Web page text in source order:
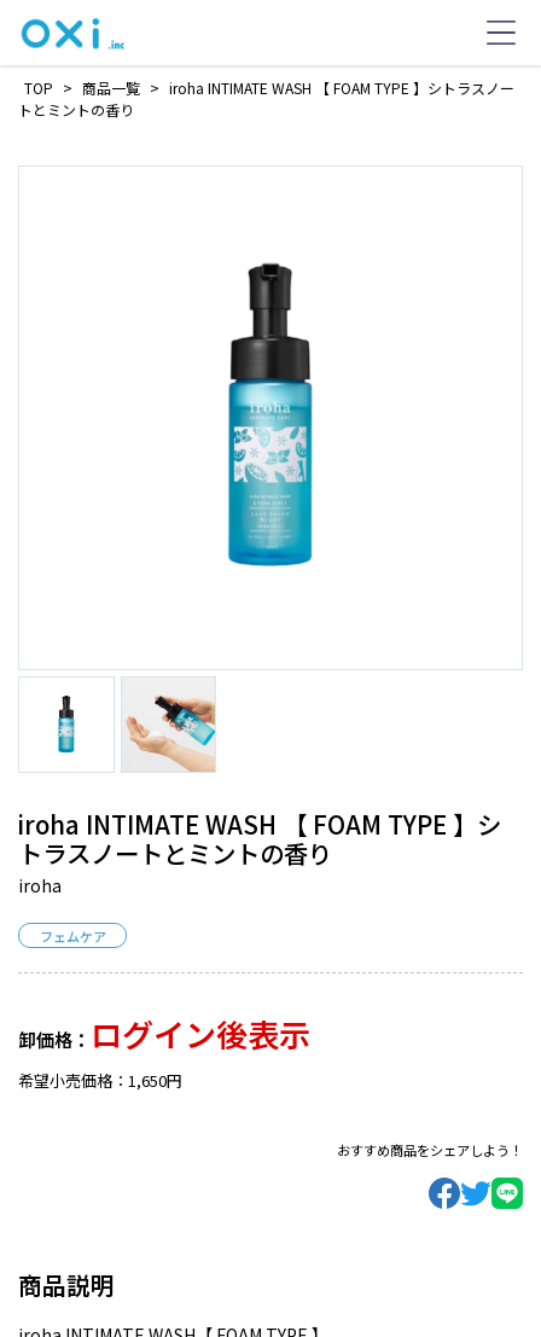
TOP > 商品一覧 > iroha INTIMATE WASH 【 FOAM TYPE 】シトラスノー
トとミントの香り
iroha INTIMATE WASH 【 FOAM TYPE 】シ
トラスノートとミントの香り
iroha
フェムケア
卸価格： ログイン後表示
希望小売価格：1,650円
おすすめ商品をシェアしよう！
商品説明